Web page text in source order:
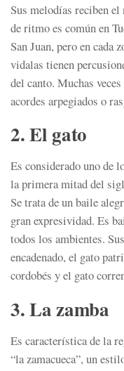
Sus melodías reciben
de ritmo es común en
San Juan, pero en cada
vidalas tienen
del canto. Muchas
acordes arpegiados o
2. El gato
Es considerado uno de
la primera mitad del
Se trata de un baile
gran expresividad. Es
todos los ambientes.
encadenado, el gato
cordobés y el gato
3. La zamba
Es característica de la
“la zamacueca”, un